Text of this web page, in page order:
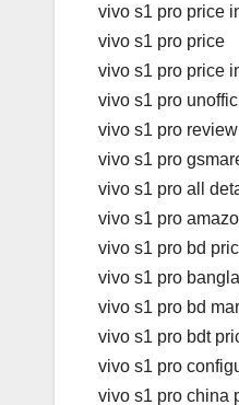
vivo s1 pro price
vivo s1 pro price
vivo s1 pro price
vivo s1 pro
vivo s1 pro review
vivo s1 pro
vivo s1 pro all
vivo s1 pro
vivo s1 pro bd
vivo s1 pro
vivo s1 pro bd
vivo s1 pro bdt
vivo s1 pro
vivo s1 pro china